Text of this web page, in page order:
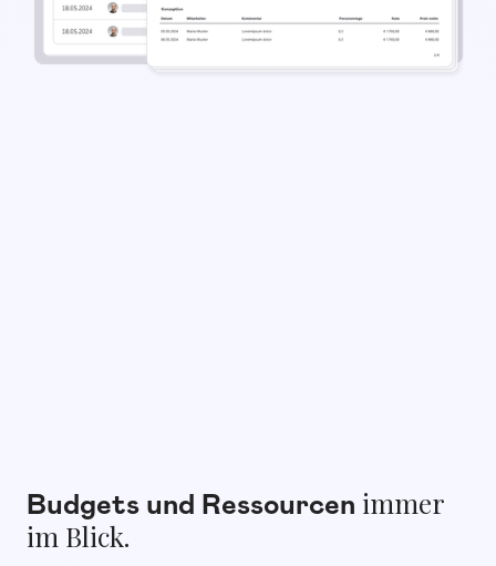
Budgets und Ressourcen immer
im Blick.